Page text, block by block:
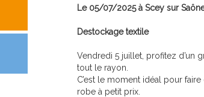
Le 05/07/2025 à Scey sur
Destockage textile
Vendredi 5 juillet, profitez d’un
tout le rayon.
C’est le moment idéal pour
robe à petit prix.